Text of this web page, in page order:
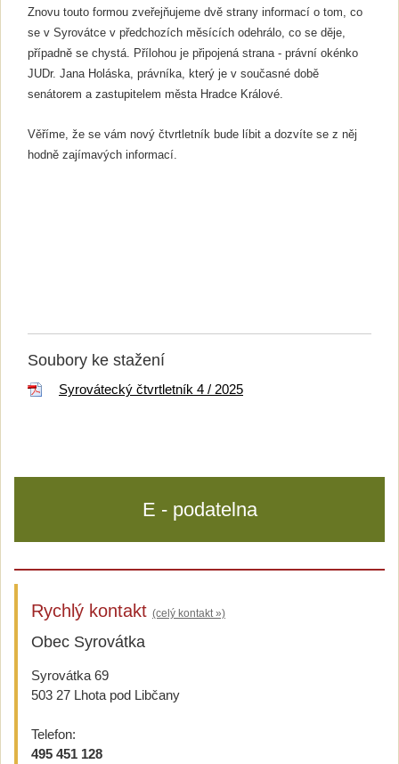
Znovu touto formou zveřejňujeme dvě strany informací o tom, co
se v Syrovátce v předchozích měsících odehrálo, co se děje,
případně se chystá. Přílohou je připojená strana - právní okénko
JUDr. Jana Holáska, právníka, který je v současné době
senátorem a zastupitelem města Hradce Králové.
Věříme, že se vám nový čtvrtletník bude líbit a dozvíte se z něj
hodně zajímavých informací.
Soubory ke stažení
Syrovátecký čtvrtletník 4 / 2025
E - podatelna
Rychlý kontakt (celý kontakt »)
Obec Syrovátka
Syrovátka 69
503 27 Lhota pod Libčany
Telefon:
495 451 128